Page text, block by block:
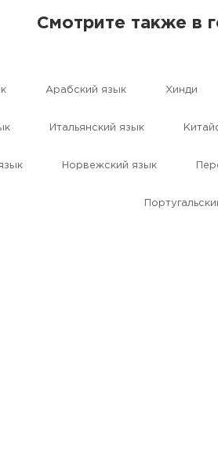
Смотрите также в
Aрабский язык Хинди
Итальянский язык
Норвежский язык